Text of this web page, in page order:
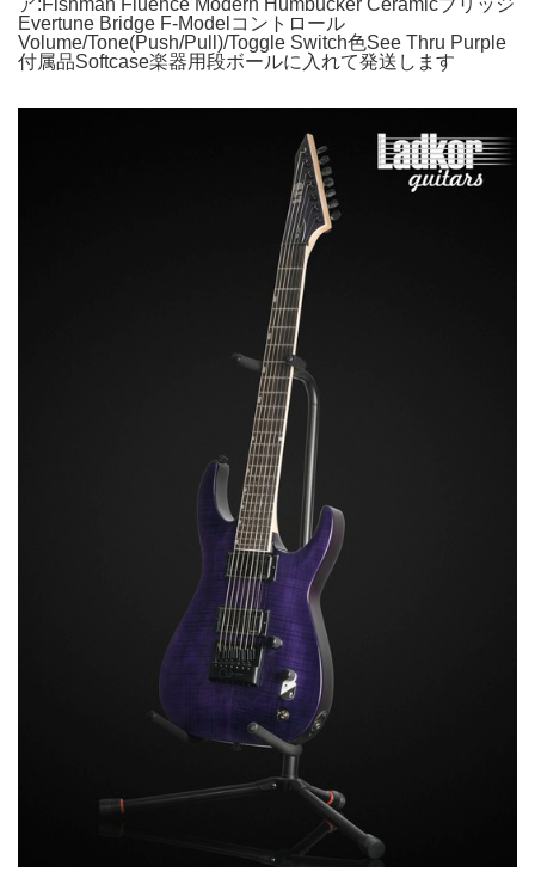
Evertune Bridge F-Modelコントロール
Volume/Tone(Push/Pull)/Toggle Switch色See Thru Purple
付属品Softcase楽器用段ボールに入れて発送します